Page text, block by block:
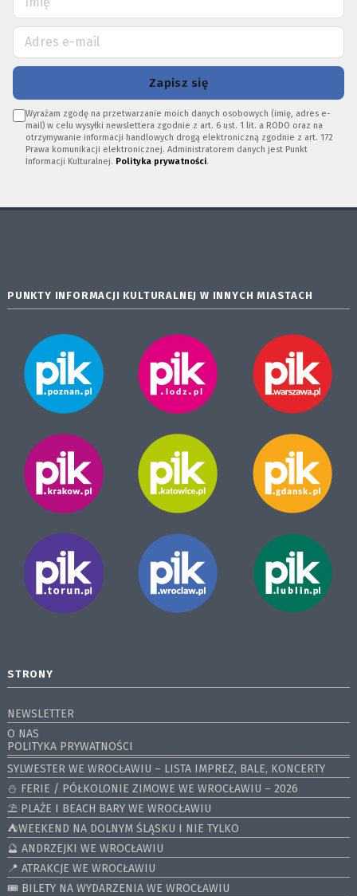
Zapisz się
Wyrażam zgodę na przetwarzanie moich danych osobowych (imię, adres e-
mail) w celu wysyłki newslettera zgodnie z art. 6 ust. 1 lit. a RODO oraz na
otrzymywanie informacji handlowych drogą elektroniczną zgodnie z art. 172
Prawa komunikacji elektronicznej. Administratorem danych jest Punkt
Informacji Kulturalnej. Polityka prywatności.
PUNKTY INFORMACJI KULTURALNEJ W INNYCH MIASTACH
STRONY
NEWSLETTER
O NAS
POLITYKA PRYWATNOŚCI
SYLWESTER WE WROCŁAWIU – LISTA IMPREZ, BALE, KONCERTY
⛄️ FERIE / PÓŁKOLONIE ZIMOWE WE WROCŁAWIU – 2026
⛱️ PLAŻE I BEACH BARY WE WROCŁAWIU
⛺️WEEKEND NA DOLNYM ŚLĄSKU I NIE TYLKO
🔮 ANDRZEJKI WE WROCŁAWIU
📍 ATRAKCJE WE WROCŁAWIU
🎟️ BILETY NA WYDARZENIA WE WROCŁAWIU